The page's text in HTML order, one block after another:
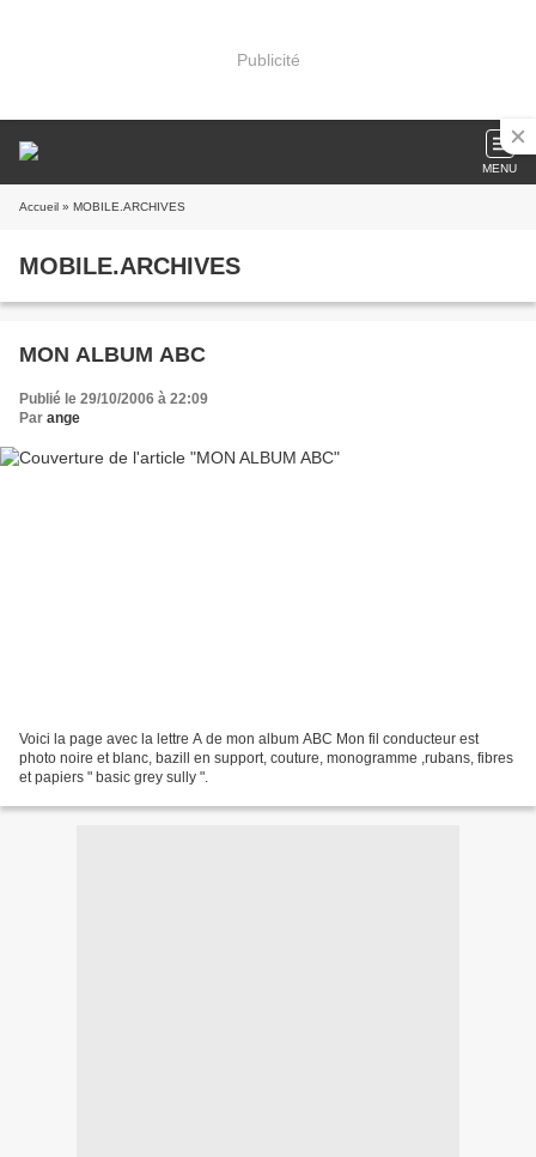
Publicité
MENU
Accueil » MOBILE.ARCHIVES
MOBILE.ARCHIVES
MON ALBUM ABC
Publié le 29/10/2006 à 22:09
Par ange
Voici la page avec la lettre A de mon album ABC Mon fil conducteur est
photo noire et blanc, bazill en support, couture, monogramme ,rubans, fibres
et papiers " basic grey sully ".